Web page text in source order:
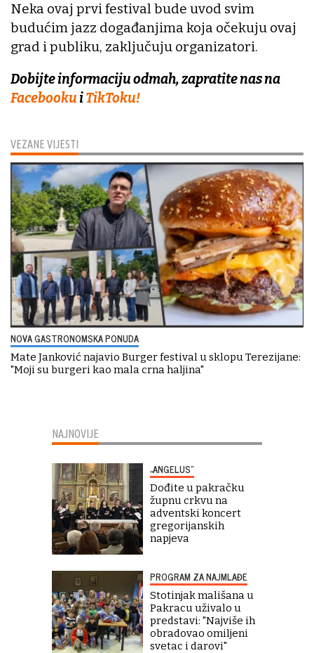
VEZANE VIJESTI
NOVA GASTRONOMSKA PONUDA
Mate Janković najavio Burger festival u sklopu Terezijane:
"Moji su burgeri kao mala crna haljina"
Neka ovaj prvi festival bude uvod svim
budućim jazz događanjima koja očekuju ovaj
grad i publiku, zaključuju organizatori.
Dobijte informaciju odmah, zapratite nas na
FacebookuiTikToku!
NAJNOVIJE
„ANGELUS“
Dođite u pakračku
župnu crkvu na
adventski koncert
gregorijanskih
napjeva
PROGRAM ZA NAJMLAĐE
Stotinjak mališana u
Pakracu uživalo u
predstavi: "Najviše ih
obradovao omiljeni
svetac i darovi"